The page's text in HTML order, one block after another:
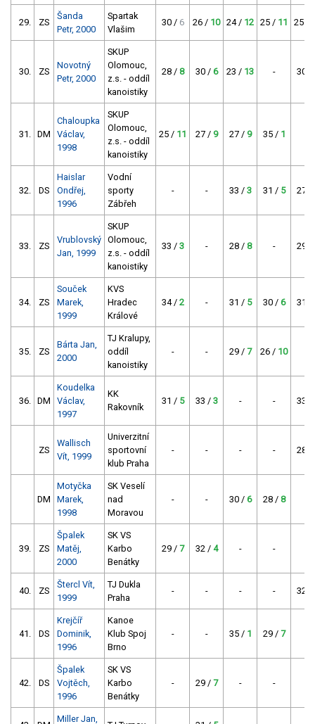
29. ZS
Šanda
Petr, 2000
Spartak
Vlašim
30 / 6 26 / 10 24 / 12 25 / 11 25 /
30. ZS
Novotný
Petr, 2000
SKUP
Olomouc,
z.s. - oddíl
kanoistiky
28 / 8 30 / 6 23 / 13 - 30 /
31. DM
Chaloupka
Václav,
1998
SKUP
Olomouc,
z.s. - oddíl
kanoistiky
25 / 11 27 / 9 27 / 9 35 / 1
32. DS
Haislar
Ondřej,
1996
Vodní
sporty
Zábřeh
- - 33 / 3 31 / 5 27 /
33. ZS
Vrublovský
Jan, 1999
SKUP
Olomouc,
z.s. - oddíl
kanoistiky
33 / 3 - 28 / 8 - 29 /
34. ZS
Souček
Marek,
1999
KVS
Hradec
Králové
34 / 2 - 31 / 5 30 / 6 31 /
35. ZS
Bárta Jan,
2000
TJ Kralupy,
oddíl
kanoistiky
- - 29 / 7 26 / 10
36. DM
Koudelka
Václav,
1997
KK
Rakovník
31 / 5 33 / 3 - - 33 /
ZS
Wallisch
Vít, 1999
Univerzitní
sportovní
klub Praha
- - - - 28 /
DM
Motyčka
Marek,
1998
SK Veselí
nad
Moravou
- - 30 / 6 28 / 8
39. ZS
Špalek
Matěj,
2000
SK VS
Karbo
Benátky
29 / 7 32 / 4 - -
40. ZS
Štercl Vít,
1999
TJ Dukla
Praha
- - - - 32 /
41. DS
Krejčíř
Dominik,
1996
Kanoe
Klub Spoj
Brno
- - 35 / 1 29 / 7
42. DS
Špalek
Vojtěch,
1996
SK VS
Karbo
Benátky
- 29 / 7 - -
Miller Jan,